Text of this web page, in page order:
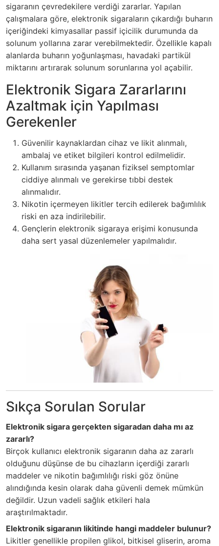
sigaranın çevredekilere verdiği zararlar. Yapılan
çalışmalara göre, elektronik sigaraların çıkardığı buharın
içeriğindeki kimyasallar passif içicilik durumunda da
solunum yollarına zarar verebilmektedir. Özellikle kapalı
alanlarda buharın yoğunlaşması, havadaki partikül
miktarını artırarak solunum sorunlarına yol açabilir.
Elektronik Sigara Zararlarını
Azaltmak için Yapılması
Gerekenler
Güvenilir kaynaklardan cihaz ve likit alınmalı,
ambalaj ve etiket bilgileri kontrol edilmelidir.
Kullanım sırasında yaşanan fiziksel semptomlar
ciddiye alınmalı ve gerekirse tıbbi destek
alınmalıdır.
Nikotin içermeyen likitler tercih edilerek bağımlılık
riski en aza indirilebilir.
Gençlerin elektronik sigaraya erişimi konusunda
daha sert yasal düzenlemeler yapılmalıdır.
Sıkça Sorulan Sorular
Elektronik sigara gerçekten sigaradan daha mı az
zararlı?
Birçok kullanıcı elektronik sigaranın daha az zararlı
olduğunu düşünse de bu cihazların içerdiği zararlı
maddeler ve nikotin bağımlılığı riski göz önüne
alındığında kesin olarak daha güvenli demek mümkün
değildir. Uzun vadeli sağlık etkileri hala
araştırılmaktadır.
Elektronik sigaranın likitinde hangi maddeler bulunur?
Likitler genellikle propilen glikol, bitkisel gliserin, aroma